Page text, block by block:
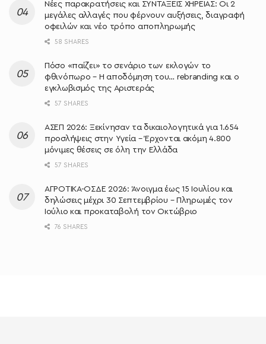
Νέες παρακρατήσεις και ΣΥΝΤΑΞΕΙΣ ΧΗΡΕΙΑΣ: Οι 2
μεγάλες αλλαγές που φέρνουν αυξήσεις, διαγραφή
οφειλών και νέο τρόπο αποπληρωμής
58 SHARES
Πόσο «παίζει» το σενάριο των εκλογών το
φθινόπωρο – Η αποδόμηση του… rebranding και ο
εγκλωβισμός της Αριστεράς
57 SHARES
ΑΣΕΠ 2026: Ξεκίνησαν τα δικαιολογητικά για 1.654
προσλήψεις στην Υγεία – Έρχονται ακόμη 4.800
μόνιμες θέσεις σε όλη την Ελλάδα
57 SHARES
ΑΓΡΟΤΙΚΑ-ΟΣΔΕ 2026: Άνοιγμα έως 15 Ιουλίου και
δηλώσεις μέχρι 30 Σεπτεμβρίου – Πληρωμές τον
Ιούλιο και προκαταβολή τον Οκτώβριο
76 SHARES